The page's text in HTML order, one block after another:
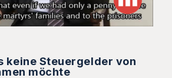
keine Steuergelder von
möchte